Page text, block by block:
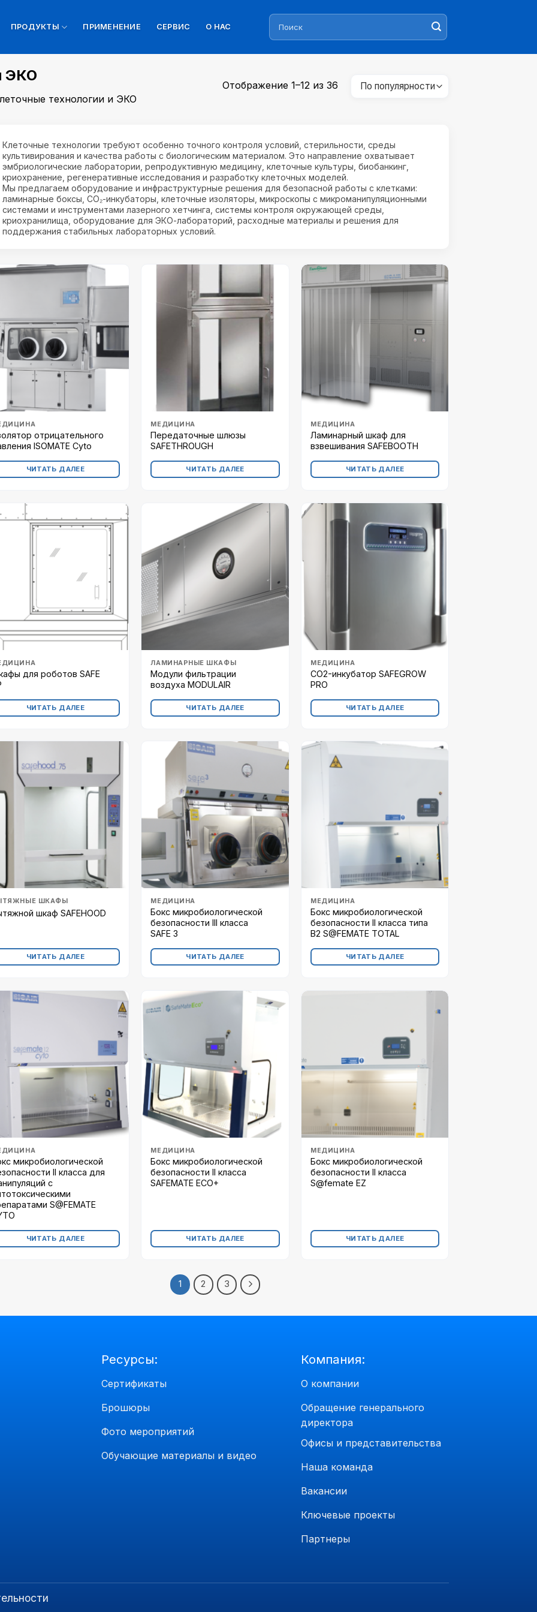
ПРОДУКТЫ ПРИМЕНЕНИЕ СЕРВИС О НАС
Искать:
ЭКО
технологии и ЭКО
Отображение 1–12 из 36 Сортировка:
Клеточные технологии требуют особенно точного контроля условий, стерильности, среды
культивирования и качества работы с биологическим материалом. Это направление охватывает
эмбриологические лаборатории, репродуктивную медицину, клеточные культуры, биобанкинг,
криохранение, регенеративные исследования и разработку клеточных моделей.
Мы предлагаем оборудование и инфраструктурные решения для безопасной работы с клетками:
ламинарные боксы, CO₂-инкубаторы, клеточные изоляторы, микроскопы с микроманипуляционными
системами и инструментами лазерного хетчинга, системы контроля окружающей среды,
криохранилища, оборудование для ЭКО-лабораторий, расходные материалы и решения для
поддержания стабильных лабораторных условий.
отрицательного
ISOMATE Cyto
ЧИТАТЬ ДАЛЕЕ
МЕДИЦИНА
Передаточные шлюзы
SAFETHROUGH
ЧИТАТЬ ДАЛЕЕ
МЕДИЦИНА
Ламинарный шкаф для
взвешивания SAFEBOOTH
ЧИТАТЬ ДАЛЕЕ
для роботов SAFE
ЧИТАТЬ ДАЛЕЕ
ЛАМИНАРНЫЕ ШКАФЫ
Модули фильтрации
воздуха MODULAIR
ЧИТАТЬ ДАЛЕЕ
МЕДИЦИНА
СО2-инкубатор SAFEGROW
PRO
ЧИТАТЬ ДАЛЕЕ
ШКАФЫ
шкаф SAFEHOOD
ЧИТАТЬ ДАЛЕЕ
МЕДИЦИНА
Бокс микробиологической
безопасности III класса
SAFE 3
ЧИТАТЬ ДАЛЕЕ
МЕДИЦИНА
Бокс микробиологической
безопасности II класса типа
B2 S@FEMATE TOTAL
ЧИТАТЬ ДАЛЕЕ
микробиологической
II класса для
с
S@FEMATE
ЧИТАТЬ ДАЛЕЕ
МЕДИЦИНА
Бокс микробиологической
безопасности II класса
SAFEMATE ECO+
ЧИТАТЬ ДАЛЕЕ
МЕДИЦИНА
Бокс микробиологической
безопасности II класса
S@femate EZ
ЧИТАТЬ ДАЛЕЕ
1 2 3
Ресурсы:
Сертификаты
Брошюры
Фото мероприятий
Обучающие материалы и видео
Компания:
О компании
Обращение генерального
директора
Офисы и представительства
Наша команда
Вакансии
Ключевые проекты
Партнеры